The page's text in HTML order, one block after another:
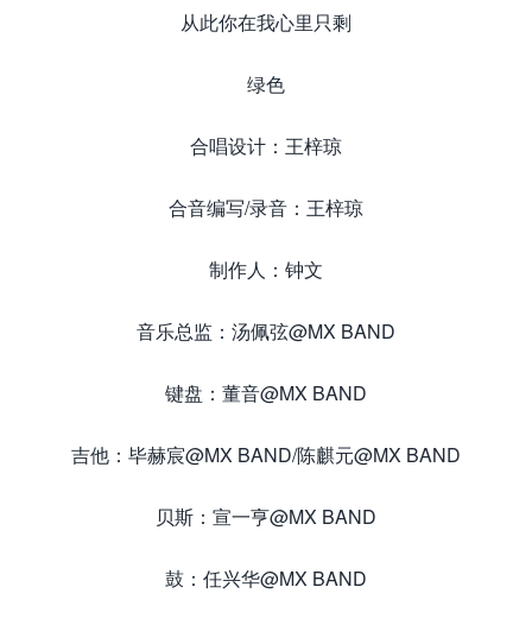
从此你在我心里只剩
绿色
合唱设计：王梓琼
合音编写/录音：王梓琼
制作人：钟文
音乐总监：汤佩弦@MX BAND
键盘：董音@MX BAND
吉他：毕赫宸@MX BAND/陈麒元@MX BAND
贝斯：宣一亨@MX BAND
鼓：任兴华@MX BAND